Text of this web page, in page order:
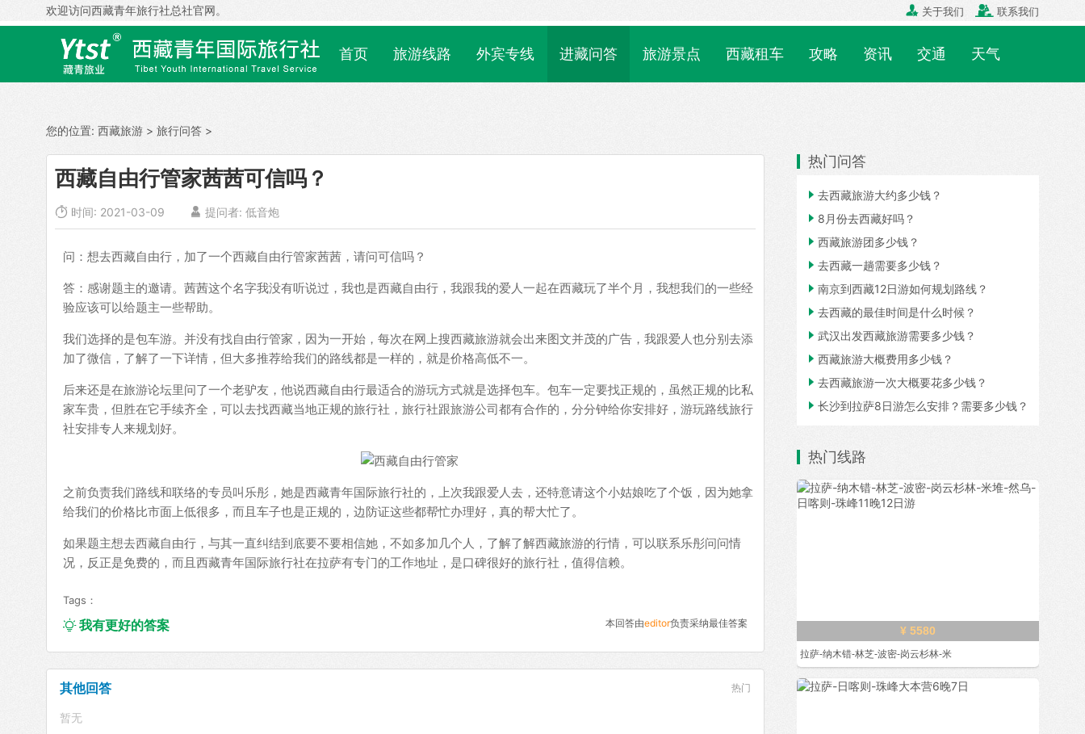
欢迎访问西藏青年旅行社总社官网。  关于我们  联系我们
首页 旅游线路 外宾专线 进藏问答 旅游景点 西藏租车 攻略 资讯 交通 天气
您的位置: 西藏旅游 > 旅行问答 >
西藏自由行管家茜茜可信吗？
 时间: 2021-03-09  提问者: 低音炮
问：想去西藏自由行，加了一个西藏自由行管家茜茜，请问可信吗？
答：感谢题主的邀请。茜茜这个名字我没有听说过，我也是西藏自由行，我跟我的爱人一起在西藏玩了半个月，我想我们的一些经
验应该可以给题主一些帮助。
我们选择的是包车游。并没有找自由行管家，因为一开始，每次在网上搜西藏旅游就会出来图文并茂的广告，我跟爱人也分别去添
加了微信，了解了一下详情，但大多推荐给我们的路线都是一样的，就是价格高低不一。
后来还是在旅游论坛里问了一个老驴友，他说西藏自由行最适合的游玩方式就是选择包车。包车一定要找正规的，虽然正规的比私
家车贵，但胜在它手续齐全，可以去找西藏当地正规的旅行社，旅行社跟旅游公司都有合作的，分分钟给你安排好，游玩路线旅行
社安排专人来规划好。
之前负责我们路线和联络的专员叫乐彤，她是西藏青年国际旅行社的，上次我跟爱人去，还特意请这个小姑娘吃了个饭，因为她拿
给我们的价格比市面上低很多，而且车子也是正规的，边防证这些都帮忙办理好，真的帮大忙了。
如果题主想去西藏自由行，与其一直纠结到底要不要相信她，不如多加几个人，了解了解西藏旅游的行情，可以联系乐彤问问情
况，反正是免费的，而且西藏青年国际旅行社在拉萨有专门的工作地址，是口碑很好的旅行社，值得信赖。
Tags：
我有更好的答案 本回答由editor负责采纳最佳答案
其他回答 热门
暂无
热门问答
 去西藏旅游大约多少钱？
 8月份去西藏好吗？
 西藏旅游团多少钱？
 去西藏一趟需要多少钱？
 南京到西藏12日游如何规划路线？
 去西藏的最佳时间是什么时候？
 武汉出发西藏旅游需要多少钱？
 西藏旅游大概费用多少钱？
 去西藏旅游一次大概要花多少钱？
 长沙到拉萨8日游怎么安排？需要多少钱？
热门线路
¥ 5580
拉萨-纳木错-林芝-波密-岗云杉林-米